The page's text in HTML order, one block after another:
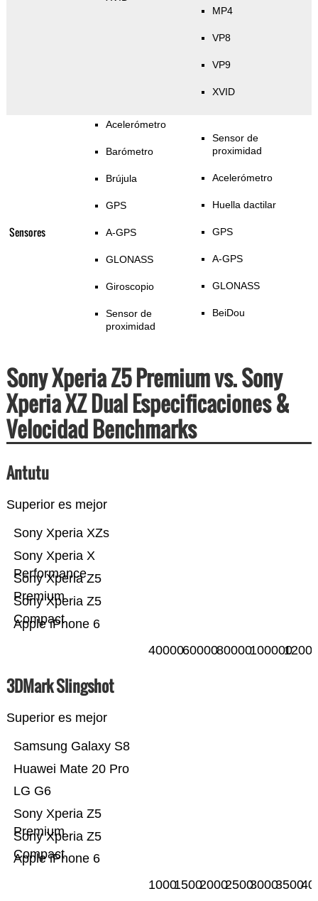
MP4
VP8
VP9
XVID
Sensores
Acelerómetro
Barómetro
Brújula
GPS
A-GPS
GLONASS
Giroscopio
Sensor de
proximidad
Sensor de
proximidad
Acelerómetro
Huella dactilar
GPS
A-GPS
GLONASS
BeiDou
Sony Xperia Z5 Premium vs. Sony
Xperia XZ Dual Especificaciones &
Velocidad Benchmarks
Antutu
Superior es mejor
Apple iPhone 6
Sony Xperia Z5
Compact
Sony Xperia Z5
Premium
Sony Xperia X
Performance
Sony Xperia XZs
400006000080000100000
3DMark Slingshot
Superior es mejor
Apple iPhone 6
Sony Xperia Z5
Compact
Sony Xperia Z5
Premium
LG G6
Huawei Mate 20 Pro
Samsung Galaxy S8
100015002000250030003500